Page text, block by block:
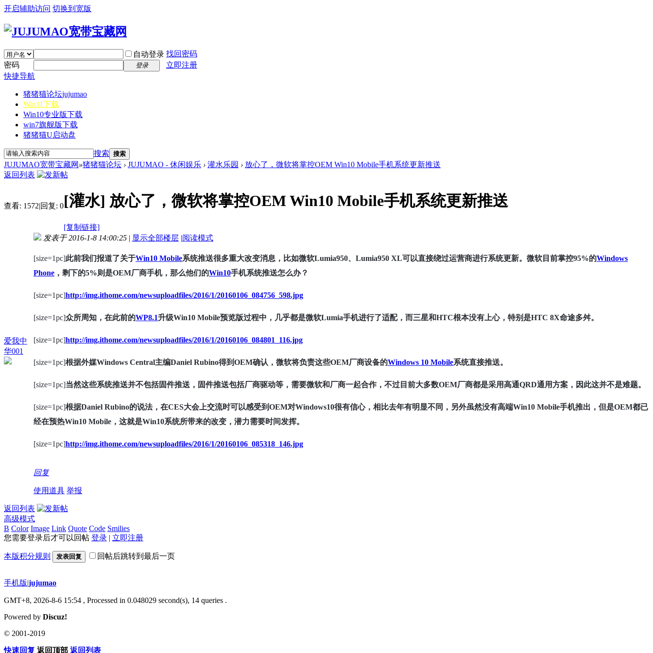
开启辅助访问 切换到宽版
自动登录 找回密码
密码
登录
立即注册
快捷导航
猪猪猫论坛jujumao
Win11下载
Win10专业版下载
win7旗舰版下载
猪猪猫U启动盘
搜索 搜索
JUJUMAO宽带宝藏网 »猪猪猫论坛 › JUJUMAO - 休闲娱乐 › 灌水乐园 › 放心了，微软将掌控OEM Win10 Mobile手机系统更新推送
返回列表
查看: 1572|回复: 0[灌水] 放心了，微软将掌控OEM Win10 Mobile手机系统更新推送
[复制链接]
爱我中
华001
发表于 2016-1-8 14:00:25 | 显示全部楼层 |阅读模式
[size=1pc]此前我们报道了关于Win10 Mobile系统推送很多重大改变消息，比如微软Lumia950、Lumia950 XL可以直接绕过运营商进行系统更新。微软目前掌控95%的Windows
Phone ，剩下的5%则是OEM厂商手机，那么他们的Win10手机系统推送怎么办？
[size=1pc]http://img.ithome.com/newsuploadfiles/2016/1/20160106_084756_598.jpg
[size=1pc]众所周知，在此前的WP8.1升级Win10 Mobile预览版过程中，几乎都是微软Lumia手机进行了适配，而三星和HTC根本没有上心，特别是HTC 8X命途多舛。
[size=1pc]http://img.ithome.com/newsuploadfiles/2016/1/20160106_084801_116.jpg
[size=1pc]根据外媒Windows Central主编Daniel Rubino得到OEM确认，微软将负责这些OEM厂商设备的Windows 10 Mobile系统直接推送。
[size=1pc]当然这些系统推送并不包括固件推送，固件推送包括厂商驱动等，需要微软和厂商一起合作，不过目前大多数OEM厂商都是采用高通QRD通用方案，因此这并不是难题。
[size=1pc]根据Daniel Rubino的说法，在CES大会上交流时可以感受到OEM对Windows10很有信心，相比去年有明显不同，另外虽然没有高端Win10 Mobile手机推出，但是OEM都已
经在预热Win10 Mobile，这就是Win10系统所带来的改变，潜力需要时间发挥。
[size=1pc]http://img.ithome.com/newsuploadfiles/2016/1/20160106_085318_146.jpg
回复
使用道具 举报
返回列表
高级模式
B Color Image Link Quote Code Smilies
您需要登录后才可以回帖 登录 | 立即注册
本版积分规则 发表回复 回帖后跳转到最后一页
手机版|jujumao
GMT+8, 2026-8-6 15:54 , Processed in 0.048029 second(s), 14 queries .
Powered by Discuz!
© 2001-2019
快速回复 返回顶部 返回列表